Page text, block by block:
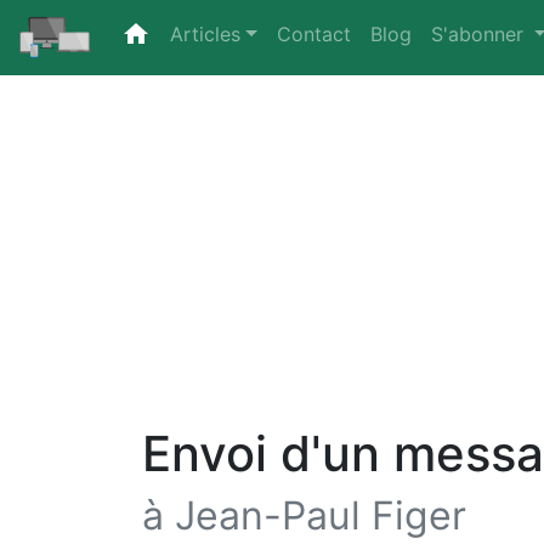
home (current)
Articles Contact Blog S'abonner
Envoi d'un
à Jean-Paul Figer